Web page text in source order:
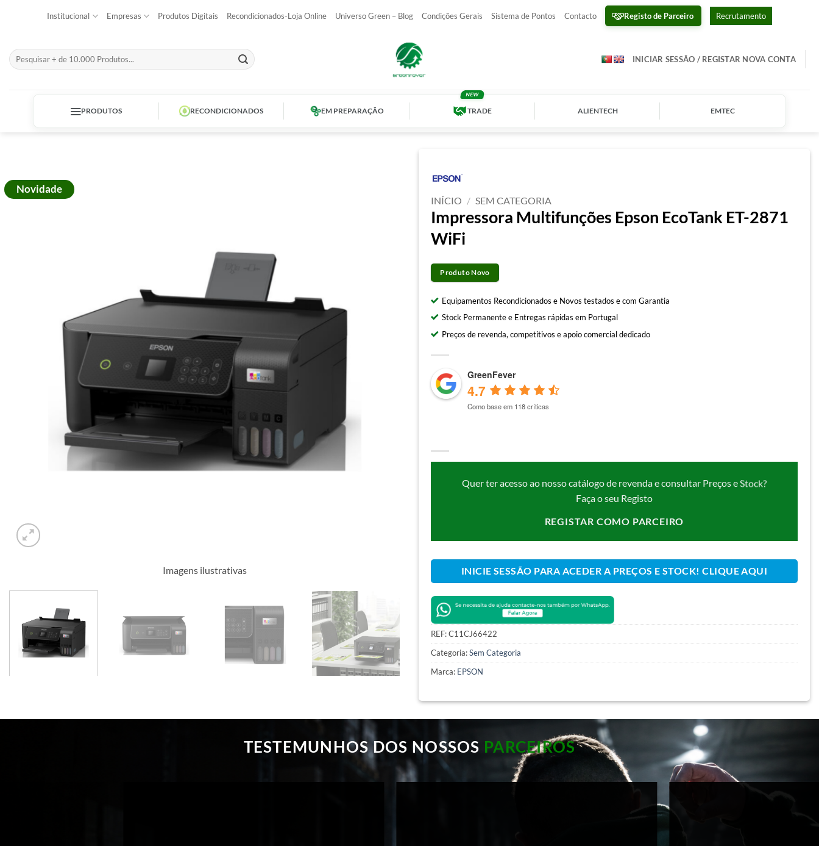
Institucional Empresas Produtos Digitais Recondicionados-Loja Online Universo Green – Blog Condições Gerais Sistema de Pontos Contacto Registo de Parceiro Recrutamento
Pesquisar
por:
INICIAR SESSÃO / REGISTAR NOVA CONTA
PRODUTOS RECONDICIONADOS EM PREPARAÇÃO TRADE ALIENTECH EMTEC
Novidade
Imagens ilustrativas
INÍCIO / SEM CATEGORIA
Impressora Multifunções Epson EcoTank ET-2871
WiFi
Produto Novo
Equipamentos Recondicionados e Novos testados e com Garantia
Stock Permanente e Entregas rápidas em Portugal
Preços de revenda, competitivos e apoio comercial dedicado
GreenFever
4.7
Como base em 118 críticas
Quer ter acesso ao nosso catálogo de revenda e consultar Preços e Stock?
Faça o seu Registo
REGISTAR COMO PARCEIRO
INICIE SESSÃO PARA ACEDER A PREÇOS E STOCK! CLIQUE AQUI
REF:C11CJ66422
Categoria:Sem Categoria
Marca: EPSON
TESTEMUNHOS DOS NOSSOS PARCEIROS